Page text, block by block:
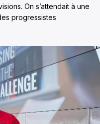
On s’attendait à une
progressistes